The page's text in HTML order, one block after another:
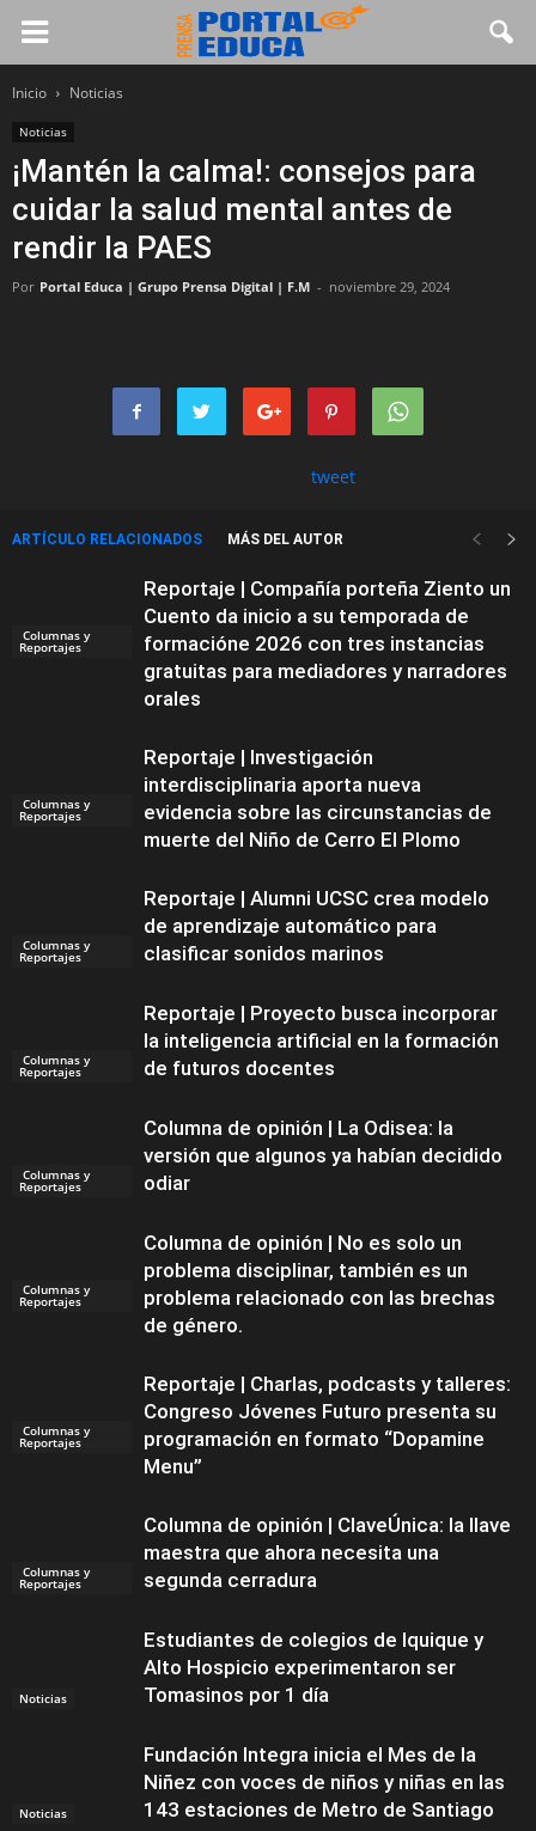
Inicio Noticias
Noticias
¡Mantén la calma!: consejos para
cuidar la salud mental antes de
rendir la PAES
Por Portal Educa | Grupo Prensa Digital | F.M - noviembre 29, 2024
tweet
ARTÍCULO RELACIONADOS MÁS DEL AUTOR
Columnas y
Reportajes
Reportaje | Compañía porteña Ziento un
Cuento da inicio a su temporada de
formacióne 2026 con tres instancias
gratuitas para mediadores y narradores
orales
Columnas y
Reportajes
Reportaje | Investigación
interdisciplinaria aporta nueva
evidencia sobre las circunstancias de
muerte del Niño de Cerro El Plomo
Columnas y
Reportajes
Reportaje | Alumni UCSC crea modelo
de aprendizaje automático para
clasificar sonidos marinos
Columnas y
Reportajes
Reportaje | Proyecto busca incorporar
la inteligencia artificial en la formación
de futuros docentes
Columnas y
Reportajes
Columna de opinión | La Odisea: la
versión que algunos ya habían decidido
odiar
Columnas y
Reportajes
Columna de opinión | No es solo un
problema disciplinar, también es un
problema relacionado con las brechas
de género.
Columnas y
Reportajes
Reportaje | Charlas, podcasts y talleres:
Congreso Jóvenes Futuro presenta su
programación en formato “Dopamine
Menu”
Columnas y
Reportajes
Columna de opinión | ClaveÚnica: la llave
maestra que ahora necesita una
segunda cerradura
Noticias
Estudiantes de colegios de Iquique y
Alto Hospicio experimentaron ser
Tomasinos por 1 día
Noticias
Fundación Integra inicia el Mes de la
Niñez con voces de niños y niñas en las
143 estaciones de Metro de Santiago